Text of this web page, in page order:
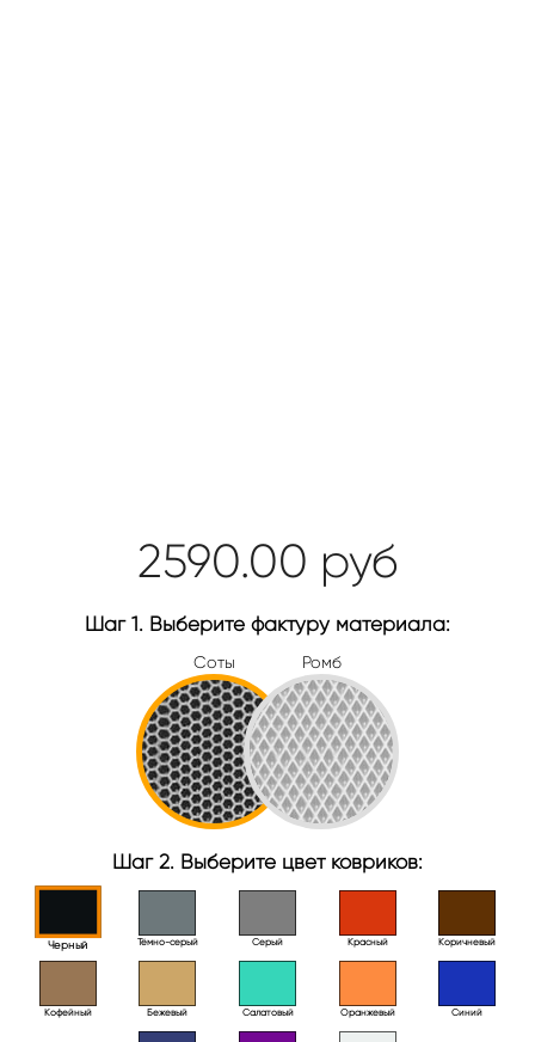
2590.00 руб
Шаг 1. Выберите фактуру материала:
Соты Ромб
Шаг 2. Выберите цвет ковриков:
Черный Тёмно-серый Серый Красный Коричневый
Кофейный Бежевый Салатовый Оранжевый Синий